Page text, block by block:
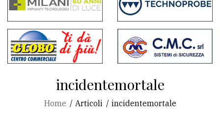
commenti
Contenuti
del
sito
incidentemortale
Home Articoli incidentemortale